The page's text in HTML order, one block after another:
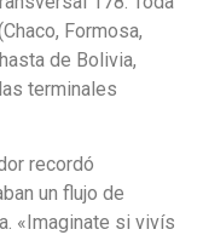
Formosa,
de Bolivia,
terminales
recordó
un flujo de
«Imaginate si vivís